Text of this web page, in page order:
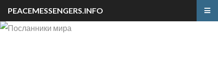
PEACEMESSENGERS.INFO